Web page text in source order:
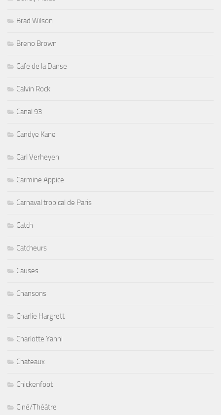
Brad Wilson
Breno Brown
Cafe de la Danse
Calvin Rock
Canal 93
Candye Kane
Carl Verheyen
Carmine Appice
Carnaval tropical de Paris
Catch
Catcheurs
Causes
Chansons
Charlie Hargrett
Charlotte Yanni
Chateaux
Chickenfoot
Ciné/Théâtre